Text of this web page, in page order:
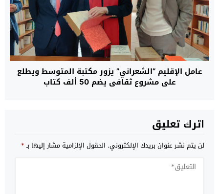
عامل الإقليم “الشعراني” يزور مكتبة المتوسط ويطلع
على مشروع ثقافي يضم 50 ألف كتاب
اترك تعليق
لن يتم نشر عنوان بريدك الإلكتروني. الحقول الإلزامية مشار إليها بـ*